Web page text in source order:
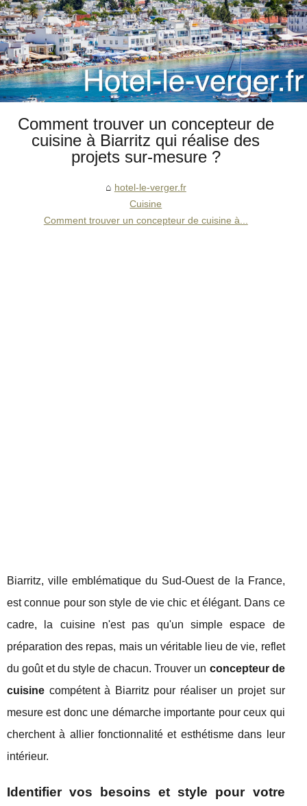
Comment trouver un concepteur de
cuisine à Biarritz qui réalise des
projets sur-mesure ?
hotel-le-verger.fr
Cuisine
Comment trouver un concepteur de cuisine à...
Biarritz, ville emblématique du Sud-Ouest de la France,
est connue pour son style de vie chic et élégant. Dans ce
cadre, la cuisine n'est pas qu'un simple espace de
préparation des repas, mais un véritable lieu de vie, reflet
du goût et du style de chacun. Trouver un concepteur de
cuisine compétent à Biarritz pour réaliser un projet sur
mesure est donc une démarche importante pour ceux qui
cherchent à allier fonctionnalité et esthétisme dans leur
intérieur.
Identifier vos besoins et style pour votre